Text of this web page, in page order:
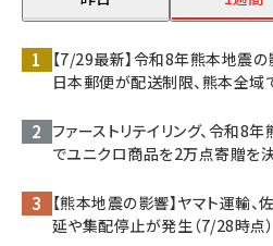
【7/29最新】令和8年熊本地震の
日本郵便が配送制限、熊本全
ファーストリテイリング、令和8
でユニクロ商品を2万点寄贈を
【熊本地震の影響】ヤマト運輸
延や集配停止が発生（7/28時点）